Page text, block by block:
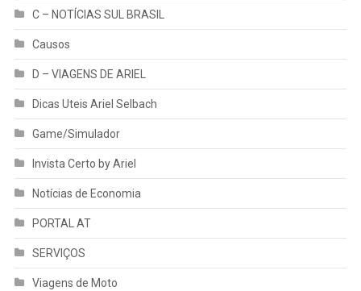
C – NOTÍCIAS SUL BRASIL
Causos
D – VIAGENS DE ARIEL
Dicas Uteis Ariel Selbach
Game/Simulador
Invista Certo by Ariel
Notícias de Economia
PORTAL AT
SERVIÇOS
Viagens de Moto